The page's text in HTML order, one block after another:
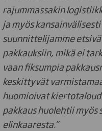
rajummassakin
ja myös
suunnittelijamme
pakkauksiin, mikä ei
vaan fiksumpia
keskittyvät
huomioivat
pakkaus huolehtii
elinkaaresta.”